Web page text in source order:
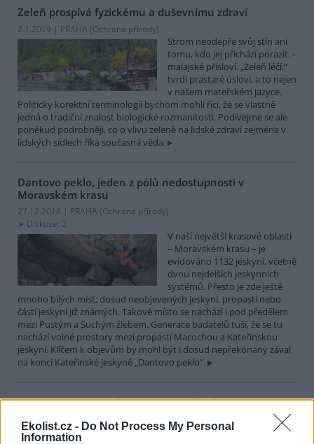
Ekolist.cz - Do Not Process My Personal
Information
Zeleň prospívá fyzickému a duševnímu zdraví
2.1.2019 | PRAHA (Ochrana přírody)
Strom neodepře svůj stín ani
tomu, kdo jej přichází porazit. -
malajské přísloví. „Zeleň léčí,“
tvrdí prastaré úsloví, a to nejen
v našem mateřském jazyce.
Politicky korektní terminologií bychom mohli říci, že se vlastně
jedná o tradiční znalost biologické rozmanitosti. Podívejme se ale
poněkud podrobněji, co o vlivu zeleně na lidské zdraví zejména v
lidských sídlech říká současná věda.
Dantovo peklo, jeden z pólů nedostupnosti v
Moravském krasu
27.12.2018 | PRAHA (Ochrana přírody)
Diskuse: 2
V naší největší krasové oblasti
– Moravském krasu – je
evidováno 1132 jeskyní, včetně
dvou nejdelších jeskynních
systémů. Přesto je zde ještě
mnoho bílých míst; dosud neobjevených jeskyní, propastí nebo
částí jeskyní již známých. Takové místo se nachází i pod předělem
mezi Pustým a Suchým žlebem. Generace badatelů tuší, že se tu
nachází volné prostory mezi propastí Macochou a Kateřinskou
jeskyní. Klíčem k objevům by mohl být i dosud nepřekonaný zával
na konci Kateřinské jeskyně „Dantovo peklo“.
Památné stromy – dřeviny mimořádného významu
17.12.2018 | PRAHA ( Ochrana přírody
Mimořádně hodnotné stromy,